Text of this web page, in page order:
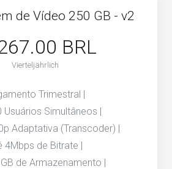
de Vídeo 250 GB - v2
BRL
Vierteljährlich
Trimestral |
Usuários Simultâneos |
Adaptativa (Transcoder) |
4Mbps de Bitrate |
de Armazenamento |